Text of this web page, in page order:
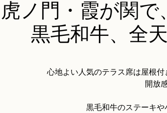
虎ノ門・霞が関
黒毛和牛、全
心地よい人気のテラス席は屋根
開放
黒毛和牛のステーキ